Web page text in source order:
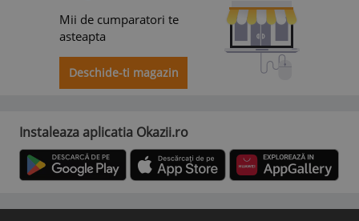
Mii de cumparatori te
asteapta
Deschide-ti magazin
Instaleaza aplicatia Okazii.ro